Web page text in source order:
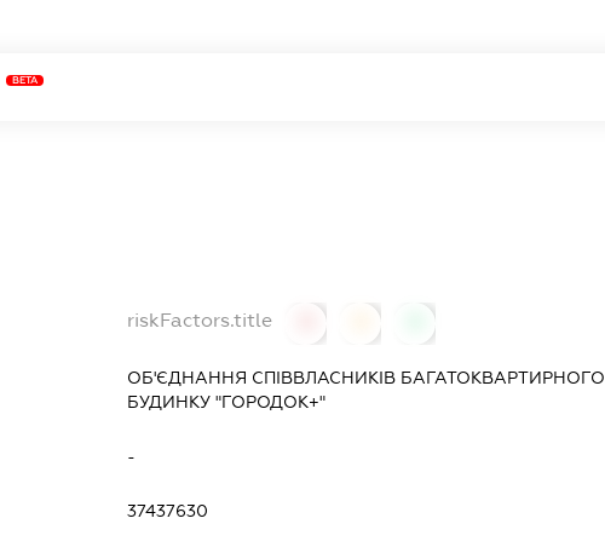
BETA
riskFactors.title
ОБ'ЄДНАННЯ СПІВВЛАСНИКІВ БАГАТОКВАРТИРНОГО
БУДИНКУ "ГОРОДОК+"
-
37437630